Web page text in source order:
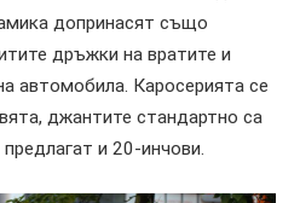
допринасят също
дръжки на вратите и
автомобила. Каросерията се
джантите стандартно са
и 20-инчови.